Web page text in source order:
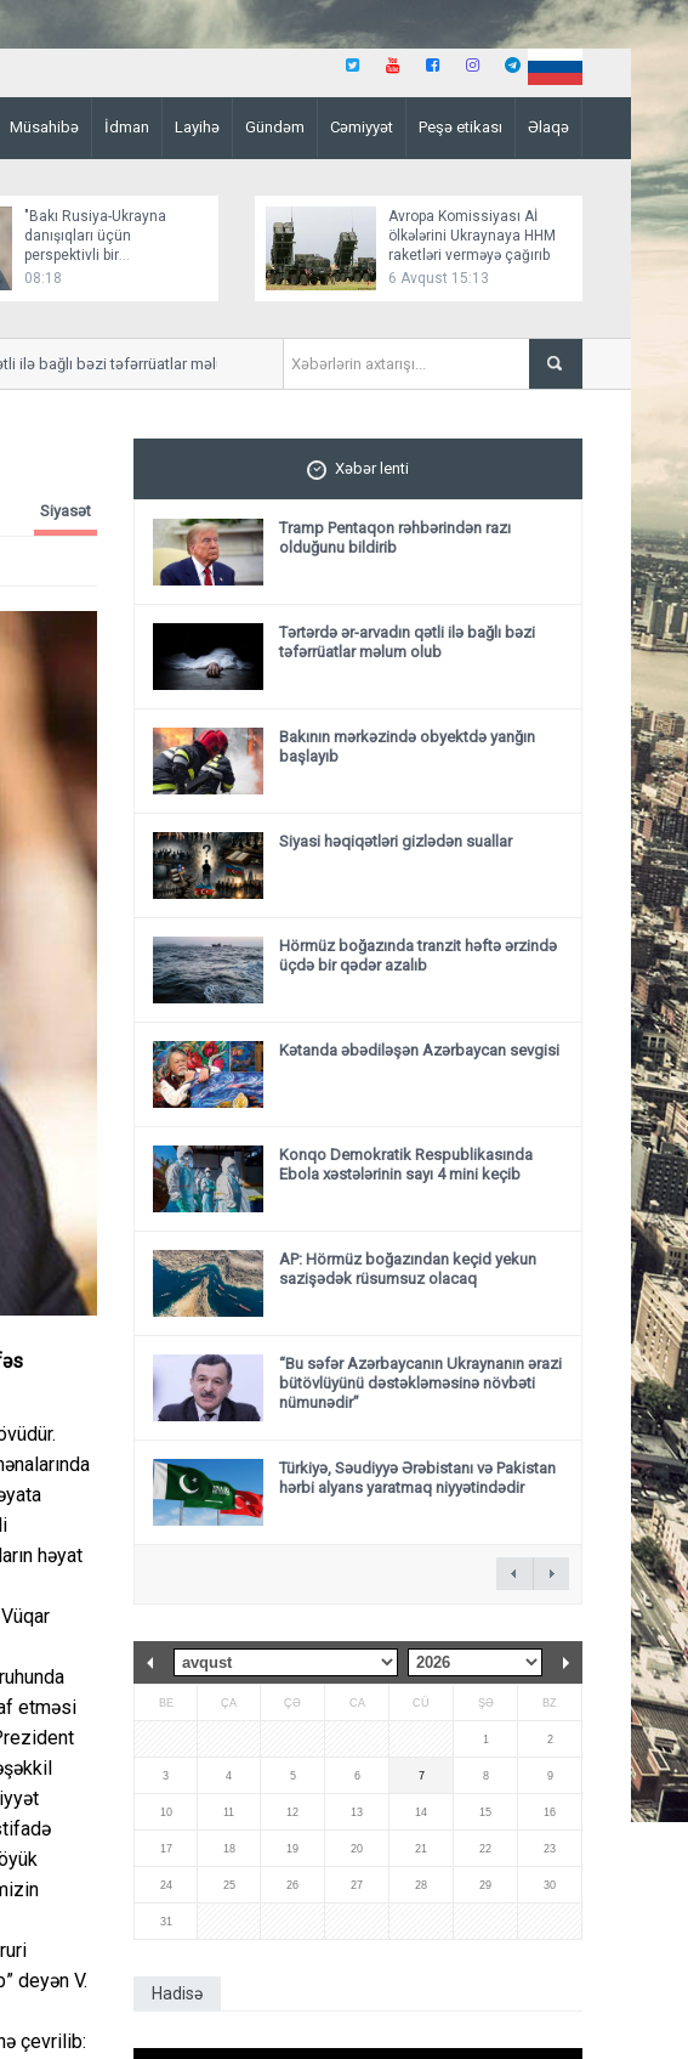
Müsahibə İdman Layihə Gündəm Cəmiyyət Peşə etikası Əlaqə
"Bakı Rusiya-Ukrayna
danışıqları üçün
perspektivli bir
platformadır"
08:18
Avropa Komissiyası Aİ
ölkələrini Ukraynaya HHM
raketləri verməyə çağırıb
6 Avqust 15:13
bağlı bəzi təfərrüatlar məlum olub Bakının mərkəzində
Siyasət
həyat
etməsi
deyən V.
çevrilib:
Xəbər lenti
Tramp Pentaqon rəhbərindən razı
olduğunu bildirib
Tərtərdə ər-arvadın qətli ilə bağlı bəzi
təfərrüatlar məlum olub
Bakının mərkəzində obyektdə yanğın
başlayıb
Siyasi həqiqətləri gizlədən suallar
Hörmüz boğazında tranzit həftə ərzində
üçdə bir qədər azalıb
Kətanda əbədiləşən Azərbaycan sevgisi
Konqo Demokratik Respublikasında
Ebola xəstələrinin sayı 4 mini keçib
AP: Hörmüz boğazından keçid yekun
sazişədək rüsumsuz olacaq
“Bu səfər Azərbaycanın Ukraynanın ərazi
bütövlüyünü dəstəkləməsinə növbəti
nümunədir”
Türkiyə, Səudiyyə Ərəbistanı və Pakistan
hərbi alyans yaratmaq niyyətindədir
BE ÇA ÇƏ CA CÜ ŞƏ BZ
1 2
3 4 5 6 7 8 9
10 11 12 13 14 15 16
17 18 19 20 21 22 23
24 25 26 27 28 29 30
31
Hadisə